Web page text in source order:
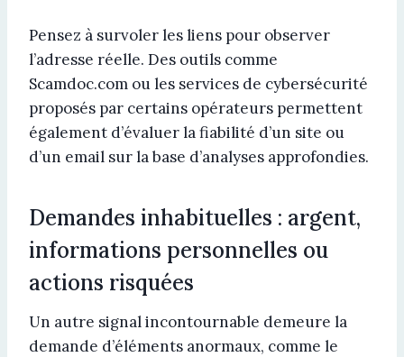
Pensez à survoler les liens pour observer
l’adresse réelle. Des outils comme
Scamdoc.com ou les services de cybersécurité
proposés par certains opérateurs permettent
également d’évaluer la fiabilité d’un site ou
d’un email sur la base d’analyses approfondies.
Demandes inhabituelles : argent,
informations personnelles ou
actions risquées
Un autre signal incontournable demeure la
demande d’éléments anormaux, comme le